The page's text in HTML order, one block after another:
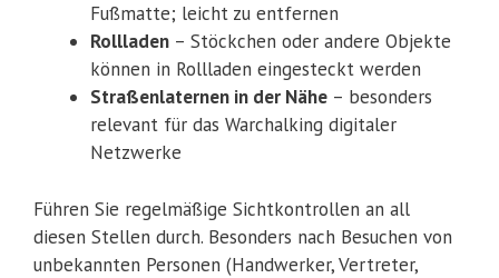
Fußmatte; leicht zu entfernen
Rollladen – Stöckchen oder andere Objekte
können in Rollladen eingesteckt werden
Straßenlaternen in der Nähe – besonders
relevant für das Warchalking digitaler
Netzwerke
Führen Sie regelmäßige Sichtkontrollen an all
diesen Stellen durch. Besonders nach Besuchen von
unbekannten Personen (Handwerker, Vertreter,